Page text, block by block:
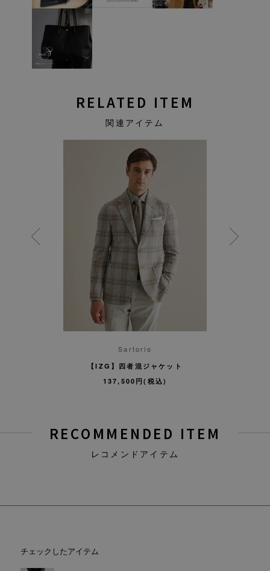
RELATED ITEM
関連アイテム
Sartorio
【IZG】四者混ジャケット
137,500円(税込)
RECOMMENDED ITEM
レコメンドアイテム
チェックしたアイテム